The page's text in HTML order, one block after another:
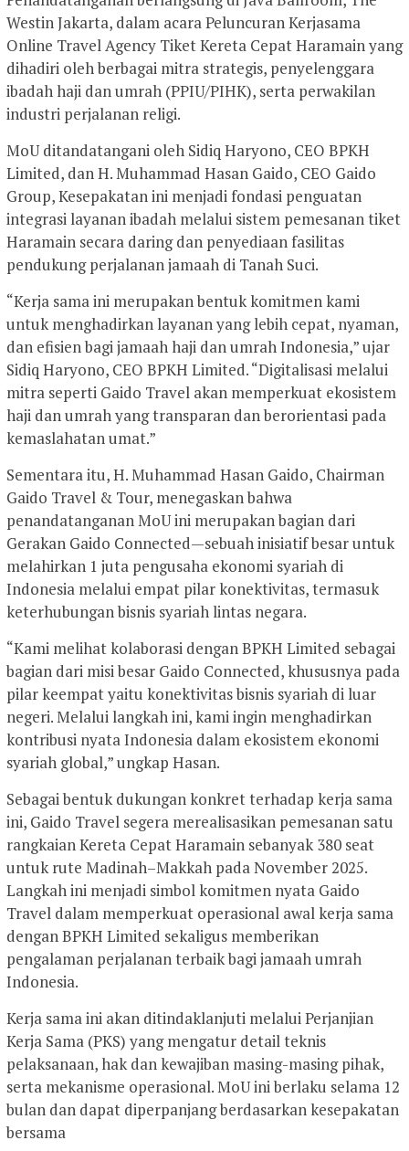
Westin Jakarta, dalam acara Peluncuran Kerjasama
Online Travel Agency Tiket Kereta Cepat Haramain yang
dihadiri oleh berbagai mitra strategis, penyelenggara
ibadah haji dan umrah (PPIU/PIHK), serta perwakilan
industri perjalanan religi.
MoU ditandatangani oleh Sidiq Haryono, CEO BPKH
Limited, dan H. Muhammad Hasan Gaido, CEO Gaido
Group, Kesepakatan ini menjadi fondasi penguatan
integrasi layanan ibadah melalui sistem pemesanan tiket
Haramain secara daring dan penyediaan fasilitas
pendukung perjalanan jamaah di Tanah Suci.
“Kerja sama ini merupakan bentuk komitmen kami
untuk menghadirkan layanan yang lebih cepat, nyaman,
dan efisien bagi jamaah haji dan umrah Indonesia,” ujar
Sidiq Haryono, CEO BPKH Limited. “Digitalisasi melalui
mitra seperti Gaido Travel akan memperkuat ekosistem
haji dan umrah yang transparan dan berorientasi pada
kemaslahatan umat.”
Sementara itu, H. Muhammad Hasan Gaido, Chairman
Gaido Travel & Tour, menegaskan bahwa
penandatanganan MoU ini merupakan bagian dari
Gerakan Gaido Connected—sebuah inisiatif besar untuk
melahirkan 1 juta pengusaha ekonomi syariah di
Indonesia melalui empat pilar konektivitas, termasuk
keterhubungan bisnis syariah lintas negara.
“Kami melihat kolaborasi dengan BPKH Limited sebagai
bagian dari misi besar Gaido Connected, khususnya pada
pilar keempat yaitu konektivitas bisnis syariah di luar
negeri. Melalui langkah ini, kami ingin menghadirkan
kontribusi nyata Indonesia dalam ekosistem ekonomi
syariah global,” ungkap Hasan.
Sebagai bentuk dukungan konkret terhadap kerja sama
ini, Gaido Travel segera merealisasikan pemesanan satu
rangkaian Kereta Cepat Haramain sebanyak 380 seat
untuk rute Madinah–Makkah pada November 2025.
Langkah ini menjadi simbol komitmen nyata Gaido
Travel dalam memperkuat operasional awal kerja sama
dengan BPKH Limited sekaligus memberikan
pengalaman perjalanan terbaik bagi jamaah umrah
Indonesia.
Kerja sama ini akan ditindaklanjuti melalui Perjanjian
Kerja Sama (PKS) yang mengatur detail teknis
pelaksanaan, hak dan kewajiban masing-masing pihak,
serta mekanisme operasional. MoU ini berlaku selama 12
bulan dan dapat diperpanjang berdasarkan kesepakatan
bersama